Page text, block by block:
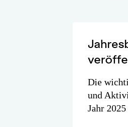
Die
und
Jahr 2025